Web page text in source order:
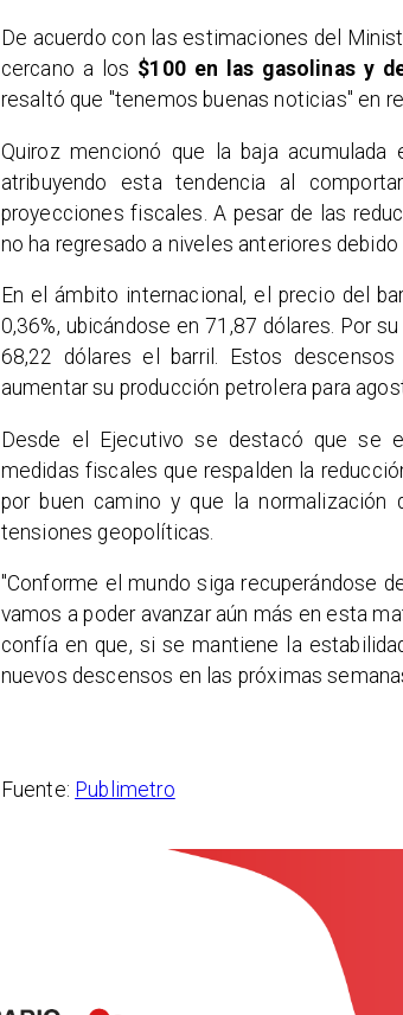
De acuerdo con las estimaciones del
cercano a los $100 en las gasolinas y
resaltó que "tenemos buenas noticias" en
Quiroz mencionó que la baja acumulada
atribuyendo esta tendencia al
proyecciones fiscales. A pesar de las
no ha regresado a niveles anteriores
En el ámbito internacional, el precio del
0,36%, ubicándose en 71,87 dólares. Por
68,22 dólares el barril. Estos
aumentar su producción petrolera para
Desde el Ejecutivo se destacó que se
medidas fiscales que respalden la
por buen camino y que la normalización
tensiones geopolíticas.
"Conforme el mundo siga recuperándose
vamos a poder avanzar aún más en esta
confía en que, si se mantiene la
nuevos descensos en las próximas
Fuente: Publimetro